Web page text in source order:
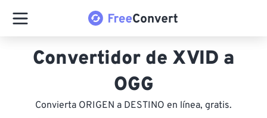
Convertidor de XVID a
OGG
Convierta ORIGEN a DESTINO en línea, gratis.